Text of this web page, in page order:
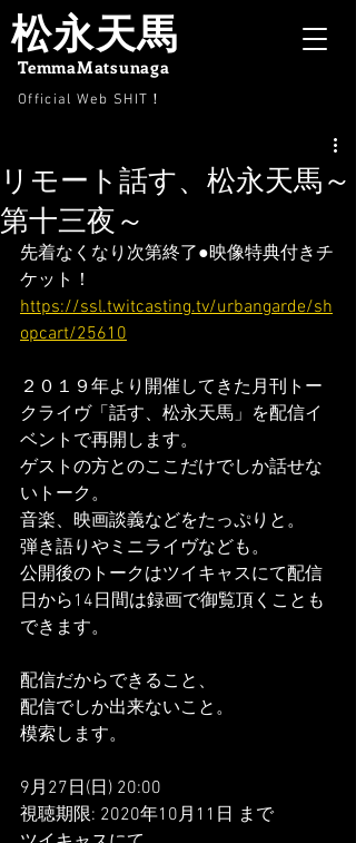
Official Web SHIT ！
松永天馬
TemmaMatsunaga
リモート話す、松永天馬～
第十三夜～
先着なくなり次第終了●映像特典付きチ
ケット！
https://ssl.twitcasting.tv/urbangarde/sh
opcart/25610
２０１９年より開催してきた月刊トー
クライヴ「話す、松永天馬」を配信イ
ベントで再開します。
ゲストの方とのここだけでしか話せな
いトーク。
音楽、映画談義などをたっぷりと。
弾き語りやミニライヴなども。
公開後のトークはツイキャスにて配信
日から14日間は録画で御覧頂くことも
できます。
配信だからできること、
配信でしか出来ないこと。
模索します。
9月27日(日) 20:00
視聴期限: 2020年10月11日 まで